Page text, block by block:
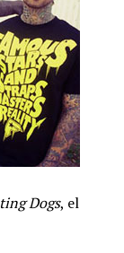
Dogs, el